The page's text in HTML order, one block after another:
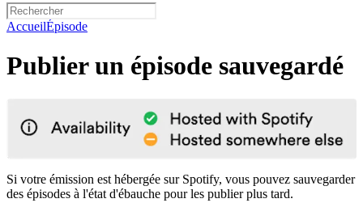
AccueilÉpisode
Publier un épisode sauvegardé
Si votre émission est hébergée sur Spotify, vous pouvez sauvegarder
des épisodes à l'état d'ébauche pour les publier plus tard.